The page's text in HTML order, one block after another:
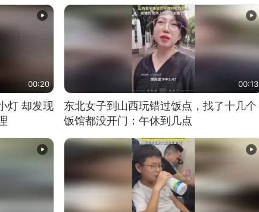
00:20
灯 却发现
00:13
东北女子到山西玩错过饭点，找了十几个
饭馆都没开门：午休到几点